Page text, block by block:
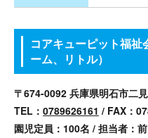
コアキューピット福祉
ーム、リトル）
〒674-0092 兵庫県明石市二
TEL： 0789626161 / FAX：
園児定員：100名 / 担当者：